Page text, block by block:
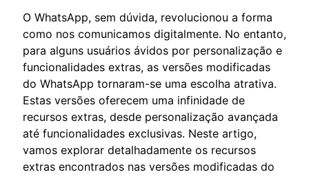
O WhatsApp, sem dúvida, revolucionou a forma
como nos comunicamos digitalmente. No entanto,
para alguns usuários ávidos por personalização e
funcionalidades extras, as versões modificadas
do WhatsApp tornaram-se uma escolha atrativa.
Estas versões oferecem uma infinidade de
recursos extras, desde personalização avançada
até funcionalidades exclusivas. Neste artigo,
vamos explorar detalhadamente os recursos
extras encontrados nas versões modificadas do